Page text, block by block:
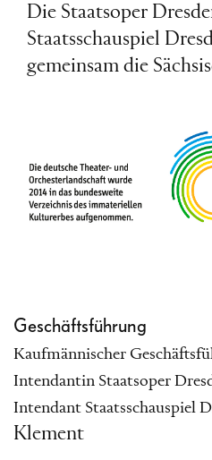
Die Staatsoper
Staatsschauspiel
gemeinsam die
Geschäftsführung
Kaufmännischer
Intendantin Staatsoper
Intendant Staatsschauspiel
Klement